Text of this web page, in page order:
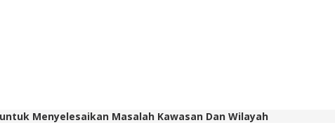
Menyelesaikan Masalah Kawasan Dan Wilayah